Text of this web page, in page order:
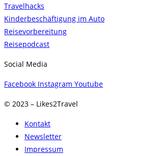
Travelhacks
Kinderbeschäftigung im Auto
Reisevorbereitung
Reisepodcast
Social Media
Facebook Instagram Youtube
© 2023 – Likes2Travel
Kontakt
Newsletter
Impressum